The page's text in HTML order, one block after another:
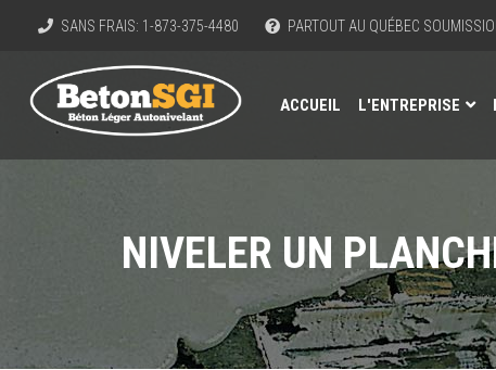
SANS FRAIS: 1-873-375-4480 PARTOUT AU QUÉBEC
ACCUEIL L'ENTREPRISE
NIVELER UN